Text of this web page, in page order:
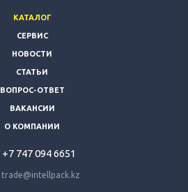
КАТАЛОГ
СЕРВИС
НОВОСТИ
СТАТЬИ
ВОПРОС-ОТВЕТ
ВАКАНСИИ
О КОМПАНИИ
+7 747 094 6651
trade@intellpack.kz